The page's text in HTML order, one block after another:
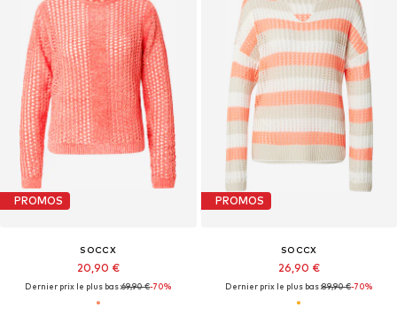
PROMOS
SOCCX
20,90 €
Dernier prix le plus bas :69,90 €-70%
PROMOS
SOCCX
26,90 €
Dernier prix le plus bas :89,90 €-70%